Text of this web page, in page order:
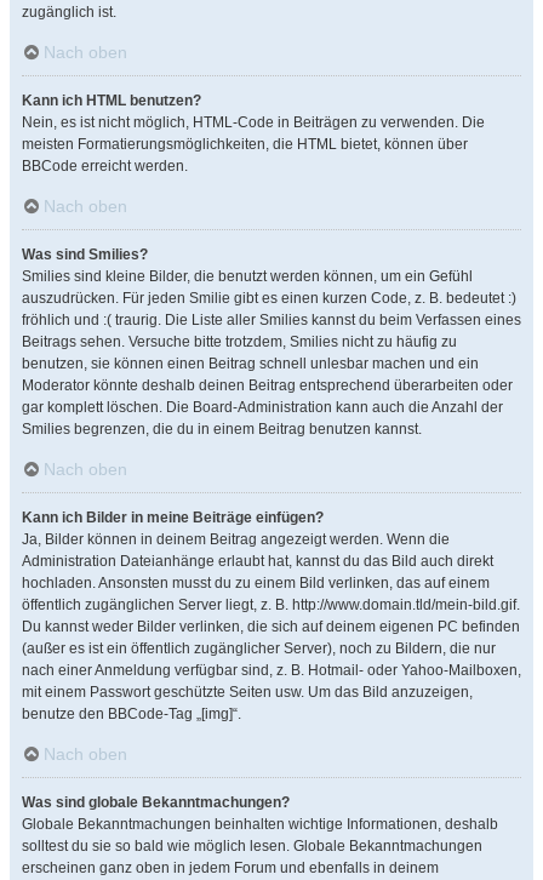
zugänglich ist.
Nach oben
Kann ich HTML benutzen?
Nein, es ist nicht möglich, HTML-Code in Beiträgen zu verwenden. Die
meisten Formatierungsmöglichkeiten, die HTML bietet, können über
BBCode erreicht werden.
Nach oben
Was sind Smilies?
Smilies sind kleine Bilder, die benutzt werden können, um ein Gefühl
auszudrücken. Für jeden Smilie gibt es einen kurzen Code, z. B. bedeutet :)
fröhlich und :( traurig. Die Liste aller Smilies kannst du beim Verfassen eines
Beitrags sehen. Versuche bitte trotzdem, Smilies nicht zu häufig zu
benutzen, sie können einen Beitrag schnell unlesbar machen und ein
Moderator könnte deshalb deinen Beitrag entsprechend überarbeiten oder
gar komplett löschen. Die Board-Administration kann auch die Anzahl der
Smilies begrenzen, die du in einem Beitrag benutzen kannst.
Nach oben
Kann ich Bilder in meine Beiträge einfügen?
Ja, Bilder können in deinem Beitrag angezeigt werden. Wenn die
Administration Dateianhänge erlaubt hat, kannst du das Bild auch direkt
hochladen. Ansonsten musst du zu einem Bild verlinken, das auf einem
öffentlich zugänglichen Server liegt, z. B. http://www.domain.tld/mein-bild.gif.
Du kannst weder Bilder verlinken, die sich auf deinem eigenen PC befinden
(außer es ist ein öffentlich zugänglicher Server), noch zu Bildern, die nur
nach einer Anmeldung verfügbar sind, z. B. Hotmail- oder Yahoo-Mailboxen,
mit einem Passwort geschützte Seiten usw. Um das Bild anzuzeigen,
benutze den BBCode-Tag „[img]“.
Nach oben
Was sind globale Bekanntmachungen?
Globale Bekanntmachungen beinhalten wichtige Informationen, deshalb
solltest du sie so bald wie möglich lesen. Globale Bekanntmachungen
erscheinen ganz oben in jedem Forum und ebenfalls in deinem